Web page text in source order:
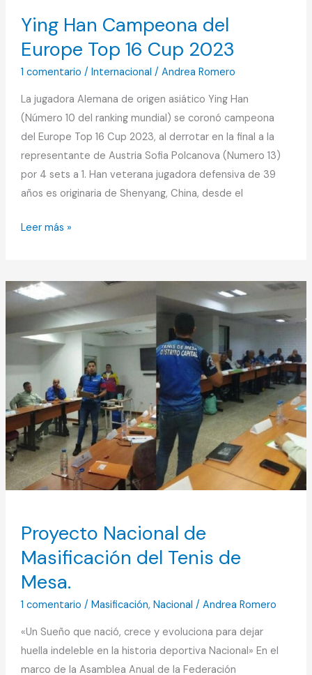
Ying Han Campeona del
Europe Top 16 Cup 2023
1 comentario / Internacional / Andrea Romero
La jugadora Alemana de origen asiático Ying Han
(Número 10 del ranking mundial) se coronó campeona
del Europe Top 16 Cup 2023, al derrotar en la final a la
representante de Austria Sofia Polcanova (Numero 13)
por 4 sets a 1. Han veterana jugadora defensiva de 39
años es originaria de Shenyang, China, desde el
Leer más »
Proyecto Nacional de
Masificación del Tenis de
Mesa.
1 comentario / Masificación, Nacional / Andrea Romero
«Un Sueño que nació, crece y evoluciona para dejar
huella indeleble en la historia deportiva Nacional» En el
marco de la Asamblea Anual de la Federación
Proyecto
Nacional
Masificación
del
Tenis
de
Mesa.